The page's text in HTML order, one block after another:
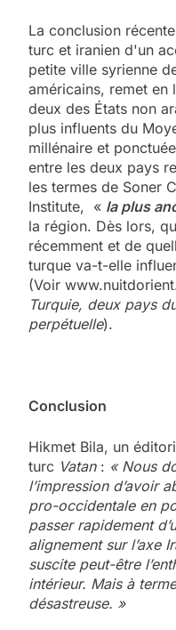
La conclusion
turc et iranien d'un
petite ville syrienne
américains, remet en
deux des États non
plus influents du
millénaire et
entre les deux pays
les termes de Soner
Institute, « la plus
la région. Dès lors,
récemment et de
turque va-t-elle
(Voir
Turquie, deux pays
perpétuelle).
Conclusion
Hikmet Bila, un
turc Vatan : « Nous
l’impression d’avoir
pro-occidentale en
passer rapidement
alignement sur l’axe
suscite peut-être
intérieur. Mais à
désastreuse. »